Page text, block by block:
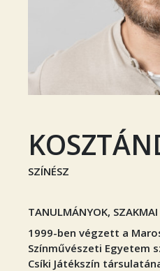
SZÍNÉSZ
TANULMÁNYOK,
1999-ben végzett a
Színművészeti Egyetem
Csíki Játékszín